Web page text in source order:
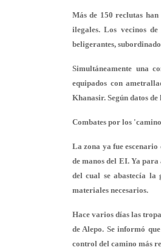
Más de 150 reclutas
ilegales. Los vecinos
beligerantes,
Simultáneamente una
equipados con
Khanasir. Según datos
Combates por los
La zona ya fue
de manos del EI. Ya
del cual se abastecía
materiales necesarios.
Hace varios días las
de Alepo. Se informó
control del camino más